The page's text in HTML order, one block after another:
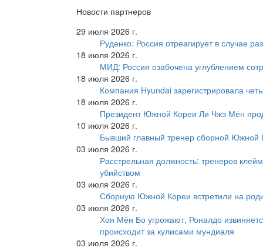
Новости партнеров
29 июля 2026 г.
Руденко: Россия отреагирует в случае
18 июля 2026 г.
МИД: Россия озабочена углублением
18 июля 2026 г.
Компания Hyundai зарегистрировала
18 июля 2026 г.
Президент Южной Кореи Ли Чжэ Мён
10 июля 2026 г.
Бывший главный тренер сборной Южной
03 июля 2026 г.
Расстрельная должность: тренеров
убийством
03 июля 2026 г.
Сборную Южной Кореи встретили на
03 июля 2026 г.
Хон Мён Бо угрожают, Роналдо
происходит за кулисами мундиаля
03 июля 2026 г.